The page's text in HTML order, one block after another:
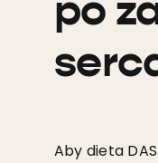
po
Aby dieta